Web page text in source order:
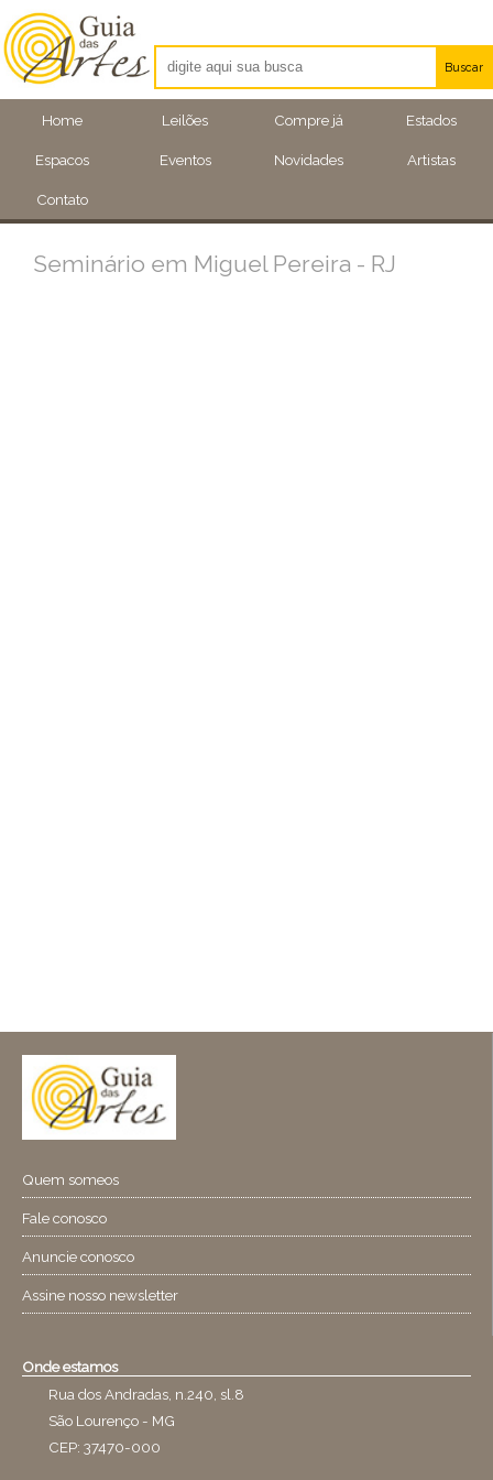
Home Leilões Compre já Estados
Espacos Eventos Novidades Artistas
Contato
Buscar
Artistas
Eventos
Seminário em Miguel Pereira - RJ
Quem someos
Fale conosco
Anuncie conosco
Assine nosso newsletter
Onde estamos
Rua dos Andradas, n.240, sl.8
São Lourenço - MG
CEP: 37470-000